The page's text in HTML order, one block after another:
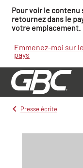
Pour voir le
retournez dans le
votre emplacement.
Emmenez-moi sur
pays
Presse écrite